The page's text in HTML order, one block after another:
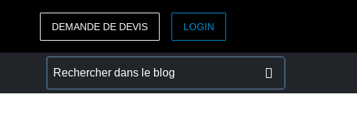
ASIA PACIFIC
DEMANDE DE DEVIS LOGIN